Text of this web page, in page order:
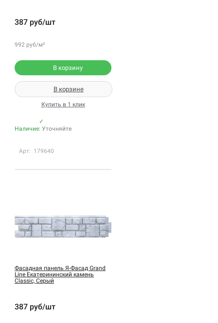
387 руб/шт
992 руб/м²
В корзину
В корзине
Купить в 1 клик
✓
Наличие: Уточняйте
Арт: 179640
Фасадная панель Я-Фасад Grand
Line Екатерининский камень
Classic, Серый
387 руб/шт